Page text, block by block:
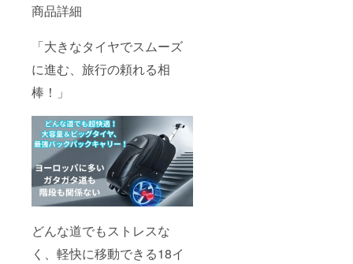
商品詳細
「大きなタイヤでスムーズ
に進む、旅行の頼れる相
棒！」
どんな道でもストレスな
く、軽快に移動できる18イ